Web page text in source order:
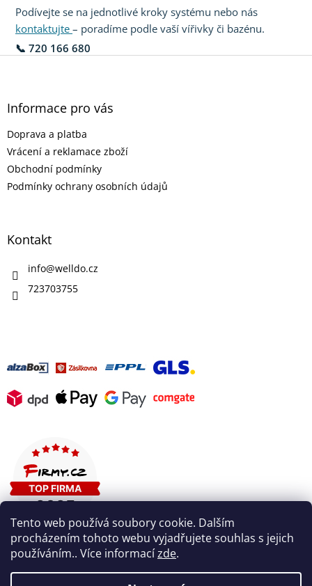
Tento web používá soubory cookie. Dalším
procházením tohoto webu vyjadřujete souhlas s jejich
používáním.. Více informacízde.
Podívejte se na jednotlivé kroky systému nebo nás
kontaktujte – poradíme podle vaší vířivky či bazénu.
📞 720 166 680
Z
Informace pro vás
Doprava a platba
Vrácení a reklamace zboží
Obchodní podmínky
Podmínky ochrany osobních údajů
Kontakt
info@welldo.cz
723703755